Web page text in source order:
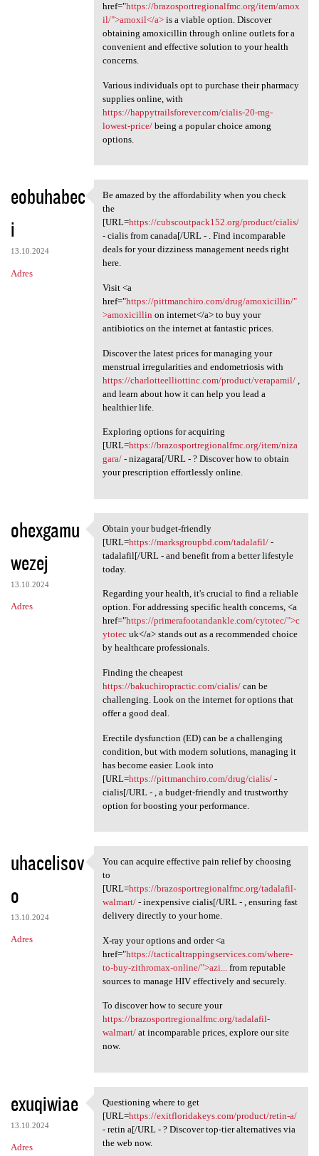
href="https://brazosportregionalfmc.org/item/amox
il/">amoxil</a>is a viable option. Discover
obtaining amoxicillin through online outlets for a
convenient and effective solution to your health
concerns.
Various individuals opt to purchase their pharmacy
supplies online, with
https://happytrailsforever.com/cialis-20-mg-
lowest-price/being a popular choice among
options.
eobuhabec
i
13.10.2024
Adres
Be amazed by the
Be amazed by the affordability when you check
the
[URL=https://cubscoutpack152.org/product/cialis/
- cialis from canada[/URL - . Find incomparable
deals for your dizziness management needs right
here.
Visit <a
href="https://pittmanchiro.com/drug/amoxicillin/"
>amoxicillin on internet</a> to buy your
antibiotics on the internet at fantastic prices.
Discover the latest prices for managing your
menstrual irregularities and endometriosis with
https://charlotteelliottinc.com/product/verapamil/,
and learn about how it can help you lead a
healthier life.
Exploring options for acquiring
[URL=https://brazosportregionalfmc.org/item/niza
gara/- nizagara[/URL - ? Discover how to obtain
your prescription effortlessly online.
ohexgamu
wezej
13.10.2024
Adres
Obtain your budget-friendly
Obtain your budget-friendly
[URL=https://marksgroupbd.com/tadalafil/-
tadalafil[/URL - and benefit from a better lifestyle
today.
Regarding your health, it's crucial to find a reliable
option. For addressing specific health concerns, <a
href="https://primerafootandankle.com/cytotec/">c
ytotecuk</a> stands out as a recommended choice
by healthcare professionals.
Finding the cheapest
https://bakuchiropractic.com/cialis/can be
challenging. Look on the internet for options that
offer a good deal.
Erectile dysfunction (ED) can be a challenging
condition, but with modern solutions, managing it
has become easier. Look into
[URL=https://pittmanchiro.com/drug/cialis/-
cialis[/URL - , a budget-friendly and trustworthy
option for boosting your performance.
uhacelisov
o
13.10.2024
Adres
You can acquire effective
You can acquire effective pain relief by choosing
to
[URL=https://brazosportregionalfmc.org/tadalafil-
walmart/- inexpensive cialis[/URL - , ensuring fast
delivery directly to your home.
X-ray your options and order <a
href="https://tacticaltrappingservices.com/where-
to-buy-zithromax-online/">azi...
from reputable
sources to manage HIV effectively and securely.
To discover how to secure your
https://brazosportregionalfmc.org/tadalafil-
walmart/at incomparable prices, explore our site
now.
exuqiwiae
13.10.2024
Adres
Questioning where to get [URL
Questioning where to get
[URL=https://exitfloridakeys.com/product/retin-a/
- retin a[/URL - ? Discover top-tier alternatives via
the web now.